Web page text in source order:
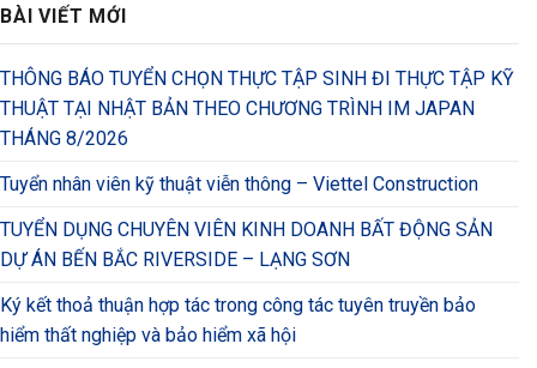
BÀI VIẾT MỚI
THÔNG BÁO TUYỂN CHỌN THỰC TẬP SINH ĐI THỰC TẬP KỸ
THUẬT TẠI NHẬT BẢN THEO CHƯƠNG TRÌNH IM JAPAN
THÁNG 8/2026
Tuyển nhân viên kỹ thuật viễn thông – Viettel Construction
TUYỂN DỤNG CHUYÊN VIÊN KINH DOANH BẤT ĐỘNG SẢN
DỰ ÁN BẾN BẮC RIVERSIDE – LẠNG SƠN
Ký kết thoả thuận hợp tác trong công tác tuyên truyền bảo
hiểm thất nghiệp và bảo hiểm xã hội